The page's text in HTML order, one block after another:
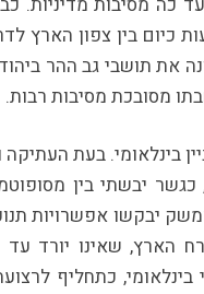
כיום בין צפון הארץ
את תושבי גב ההר
בינלאומי. בעת
יבשתי בין
יבקשו אפשרויות
הארץ, שאינו יורד
כתחליף